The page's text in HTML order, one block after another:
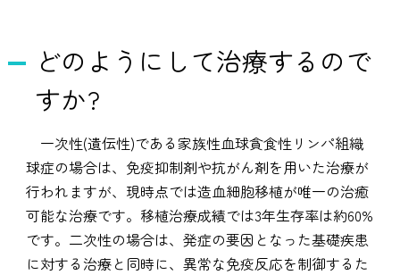
どのようにして治療するので
すか?
一次性(遺伝性)である家族性血球貪食性リンパ組織
球症の場合は、免疫抑制剤や抗がん剤を用いた治療が
行われますが、現時点では造血細胞移植が唯一の治癒
可能な治療です。移植治療成績では3年生存率は約60%
です。二次性の場合は、発症の要因となった基礎疾患
に対する治療と同時に、異常な免疫反応を制御するた